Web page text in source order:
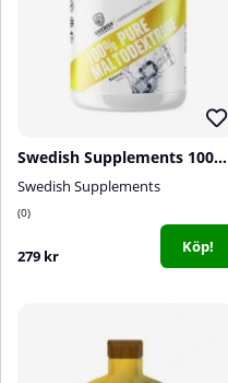
Swedish Supplements 100% Maltodextrine, 3 kg
Swedish Supplements
0
279 kr Köp!